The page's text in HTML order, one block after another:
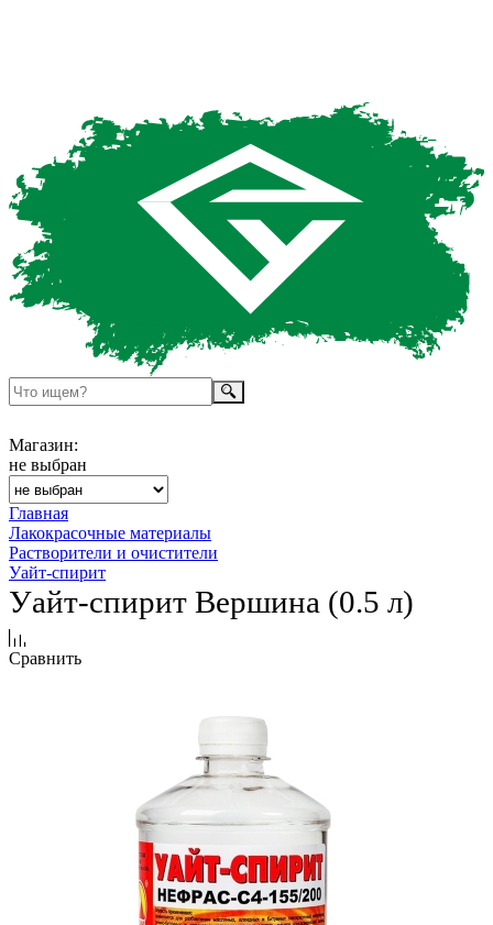
Магазин:
не выбран
Главная
Лакокрасочные материалы
Растворители и очистители
Уайт-спирит
Уайт-спирит Вершина (0.5 л)
Сравнить